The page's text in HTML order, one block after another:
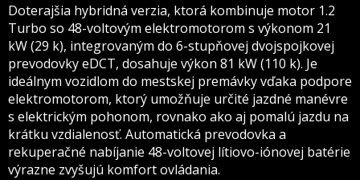
Doterajšia hybridná verzia, ktorá kombinuje motor 1.2
Turbo so 48-voltovým elektromotorom s výkonom 21
kW (29 k), integrovaným do 6-stupňovej dvojspojkovej
prevodovky eDCT, dosahuje výkon 81 kW (110 k). Je
ideálnym vozidlom do mestskej premávky vďaka podpore
elektromotorom, ktorý umožňuje určité jazdné manévre
s elektrickým pohonom, rovnako ako aj pomalú jazdu na
krátku vzdialenosť. Automatická prevodovka a
rekuperačné nabíjanie 48-voltovej lítiovo-iónovej batérie
výrazne zvyšujú komfort ovládania.